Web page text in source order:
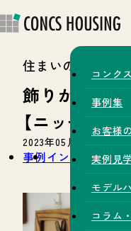
コンク
事例集
お客様
実例見
モデル
コラム
住まいのコラム
飾りから実
【ニッチ】の
2023年05月12日
事例インテリアト